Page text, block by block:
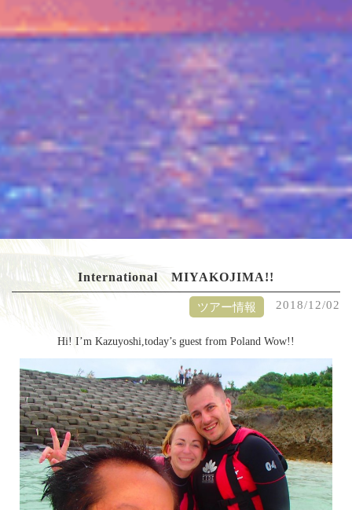
International MIYAKOJIMA!!
ツアー情報 2018/12/02
Hi! I’m Kazuyoshi,today’s guest from Poland Wow!!